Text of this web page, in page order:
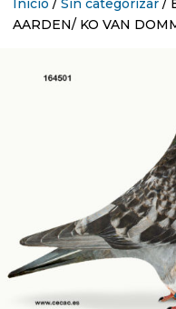
Inicio / Sin categorizar /
AARDEN/ KO VAN